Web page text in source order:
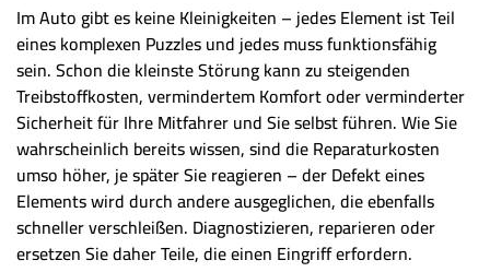
Im Auto gibt es keine Kleinigkeiten – jedes Element ist Teil
eines komplexen Puzzles und jedes muss funktionsfähig
sein. Schon die kleinste Störung kann zu steigenden
Treibstoffkosten, vermindertem Komfort oder verminderter
Sicherheit für Ihre Mitfahrer und Sie selbst führen. Wie Sie
wahrscheinlich bereits wissen, sind die Reparaturkosten
umso höher, je später Sie reagieren – der Defekt eines
Elements wird durch andere ausgeglichen, die ebenfalls
schneller verschleißen. Diagnostizieren, reparieren oder
ersetzen Sie daher Teile, die einen Eingriff erfordern.